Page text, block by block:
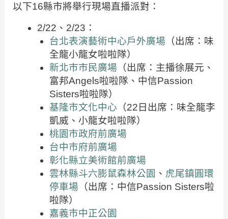
以下16縣市將舉行現場直播派對：
2/22、2/23：
台北表演藝術中心戶外廣場 （出席：味
全龍小龍女啦啦隊）
新北市市民廣場 （出席：主播徐展元、
富邦Angels啦啦隊、中信Passion
Sisters啦啦隊）
基隆市文化中心 （22日出席：味全龍李
凱威、小龍女啦啦隊）
桃園市政府前廣場
台中市府前廣場
彰化縣立美術館前廣場
雲林縣斗六膨鼠森林公園 、 虎尾鎮圓環
停車場 （出席：中信Passion Sisters啦
啦隊）
嘉義市中正公園